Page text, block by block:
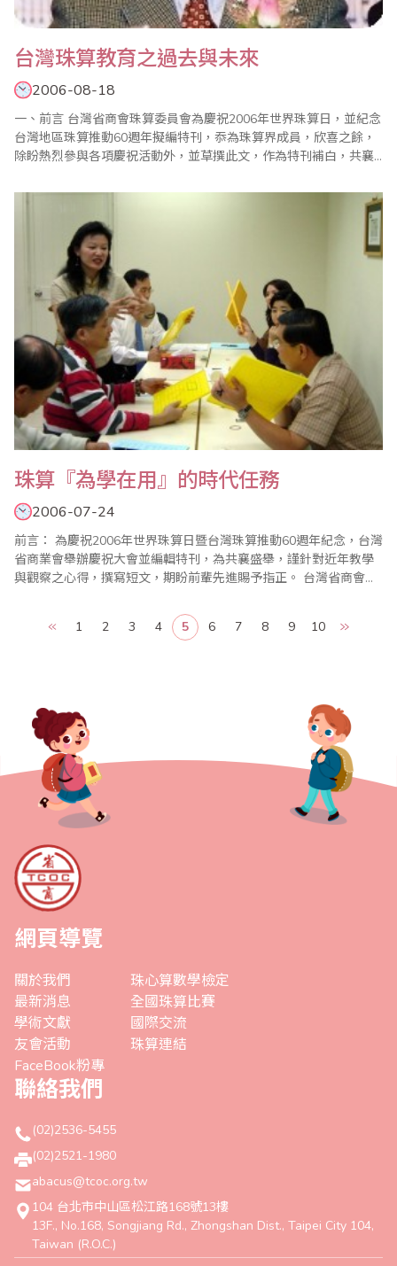
台灣珠算教育之過去與未來
2006-08-18
一、前言 台灣省商會珠算委員會為慶祝2006年世界珠算日，並紀念
台灣地區珠算推動60週年擬編特刊，忝為珠算界成員，欣喜之餘，
除盼熱烈參與各項慶祝活動外，並草撰此文，作為特刊補白，共襄
工具與計算程式，一切事物似乎進入電腦與e化時代，都不一樣了。
珠算『為學在用』的時代任務
2006-07-24
前言： 為慶祝2006年世界珠算日暨台灣珠算推動60週年紀念，台灣
省商業會舉辦慶祝大會並編輯特刊，為共襄盛舉，謹針對近年教學
與觀察之心得，撰寫短文，期盼前輩先進賜予指正。 台灣省商會名
與近年來兩岸幾乎同時確立出珠算教育應該的走向─「珠算與數學
1 2 3 4 5 6 7 8 9 10
網頁導覽
關於我們
最新消息
學術文獻
友會活動
FaceBook粉專
珠心算數學檢定
全國珠算比賽
國際交流
珠算連結
聯絡我們
(02)2536-5455
(02)2521-1980
abacus@tcoc.org.tw
104 台北市中山區松江路168號13樓
13F., No.168, Songjiang Rd., Zhongshan Dist., Taipei City 104,
Taiwan (R.O.C.)